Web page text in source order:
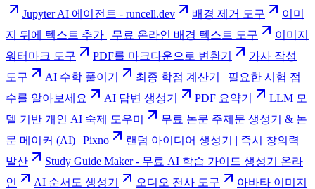
Jupyter AI 에이전트 - runcell.dev
배경 제거 도구
이미
지 뒤에 텍스트 추가 | 무료 온라인 배경 텍스트 도구
이미지
워터마크 도구
PDF를 마크다운으로 변환기
가사 작성
도구
AI 수학 풀이기
최종 학점 계산기 | 필요한 시험 점
수를 알아보세요
AI 답변 생성기 PDF 요약기
LLM 모
델 기반 개인 AI 숙제 도우미
무료 논문 주제문 생성기 & 논
문 메이커 (AI) | Pixno
랜덤 아이디어 생성기 | 즉시 창의력
발산
Study Guide Maker - 무료 AI 학습 가이드 생성기 온라
인
AI 순서도 생성기 오디오 전사 도구
아바타 이미지